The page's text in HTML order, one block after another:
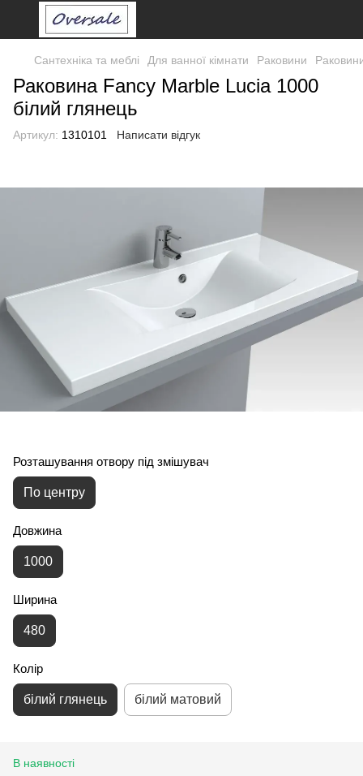
Сантехніка та меблі Для ванної кімнати Раковини
Раковина Fancy Marble Lucia 1000
білий глянець
Артикул: 1310101 Написати відгук
Розташування отвору під змішувач
По центру
Довжина
1000
Ширина
480
Колір
білий глянець білий матовий
В наявності